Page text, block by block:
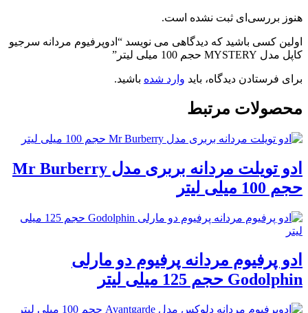
هنوز بررسی‌ای ثبت نشده است.
اولین کسی باشید که دیدگاهی می نویسد “ادوپرفیوم مردانه سرجیو
کاپل مدل MYSTERY حجم 100 میلی لیتر”
برای فرستادن دیدگاه، باید وارد شده باشید.
محصولات مرتبط
ادو تویلت مردانه بربری مدل Mr Burberry
حجم 100 میلی لیتر
ادو پرفیوم مردانه پرفیوم دو مارلی
Godolphin حجم 125 میلی لیتر